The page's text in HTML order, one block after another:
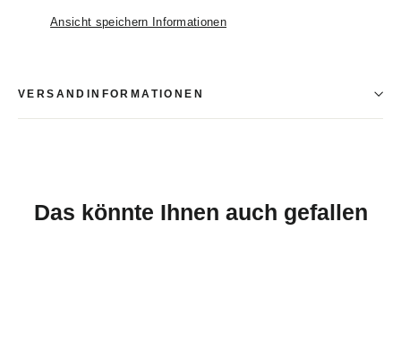
Ansicht speichern Informationen
VERSANDINFORMATIONEN
Das könnte Ihnen auch gefallen